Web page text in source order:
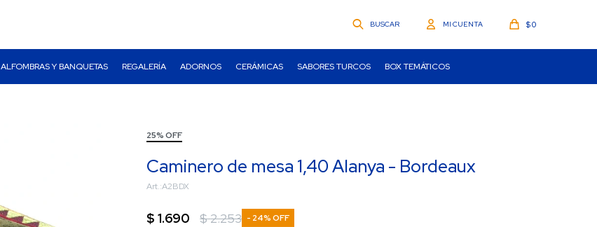
ALFOMBRAS Y BANQUETAS REGALERÍA ADORNOS CERÁMICAS SABORES TURCOS BOX TEMÁTICOS
$0
25% OFF
Caminero de mesa 1,40 Alanya - Bordeaux
A2BDX
$ 1.690 $2.253 24